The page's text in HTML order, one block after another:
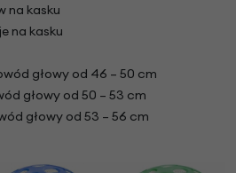
na kasku
na kasku
głowy od 46 – 50 cm
głowy od 50 – 53 cm
głowy od 53 – 56 cm